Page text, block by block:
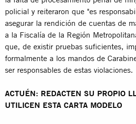
policial y reiteraron que "es
asegurar la rendición de cuentas de
a la Fiscalía de la Región
que, de existir pruebas suficientes,
formalmente a los mandos de
ser responsables de estas violaciones.
ACTUÉN: REDACTEN SU PROPIO
UTILICEN ESTA CARTA MODELO